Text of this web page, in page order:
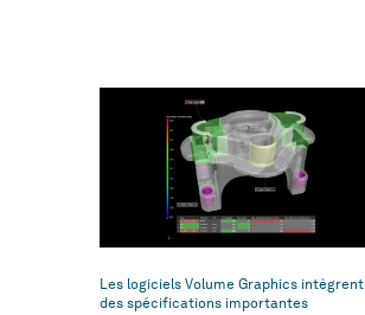
Les logiciels Volume Graphics intègrent
des spécifications importantes